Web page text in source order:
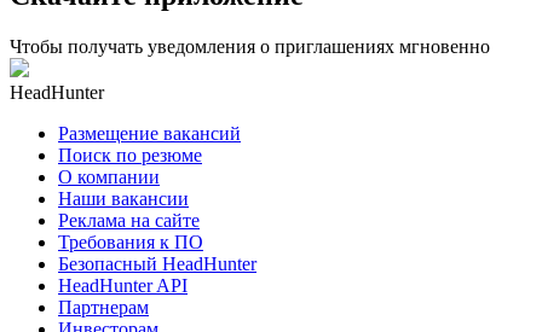
Чтобы получать уведомления о приглашениях мгновенно
HeadHunter
Размещение вакансий
Поиск по резюме
О компании
Наши вакансии
Реклама на сайте
Требования к ПО
Безопасный HeadHunter
HeadHunter API
Партнерам